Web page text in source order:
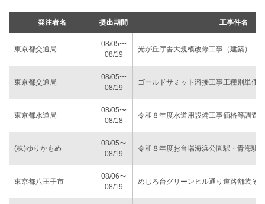
発注者名 提出期間 工事件名
東京都交通局
08/05〜
08/19
光が丘庁舎大規模改修工事（建築）
東京都交通局
08/05〜
08/19
ゴールドサミット溶接工事工種別単価
東京都水道局
08/05〜
08/18
令和８年度水道用設備工事価格等調査
(株)ゆりかもめ
08/05〜
08/19
令和８年度お台場海浜公園駅・青海駅
東京都八王子市
08/06〜
08/19
めじろ台グリーンヒル通り道路舗装そ